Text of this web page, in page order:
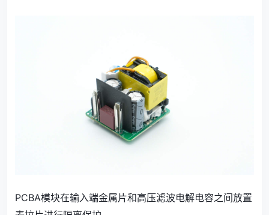
PCBA模块在输入端金属片和高压滤波电解电容之间放置